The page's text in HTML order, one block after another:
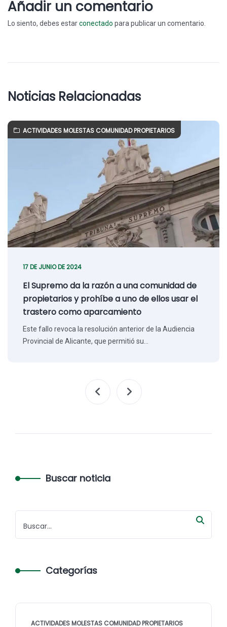
Añadir un comentario
Lo siento, debes estarconectado para publicar un comentario.
Noticias Relacionadas
ACTIVIDADES MOLESTAS COMUNIDAD PROPIETARIOS
17 DE JUNIO DE 2024
El Supremo da la razón a una comunidad de
propietarios y prohíbe a uno de ellos usar el
trastero como aparcamiento
Este fallo revoca la resolución anterior de la Audiencia
Provincial de Alicante, que permitió su…
Buscar noticia
Categorías
ACTIVIDADES MOLESTAS COMUNIDAD PROPIETARIOS